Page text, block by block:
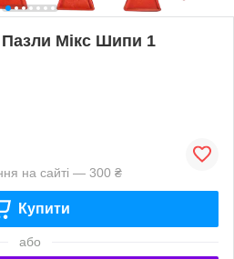
Мікс Шипи 1
на сайті — 300 ₴
Купити
або